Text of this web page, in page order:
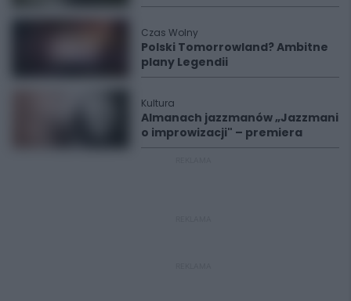
Czas Wolny
Polski Tomorrowland? Ambitne
plany Legendii
Kultura
Almanach jazzmanów „Jazzmani
o improwizacji" – premiera